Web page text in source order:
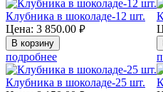
Клубника в шоколаде-12 шт.
Цена: 3 850.00 руб.
подробнее
Клубника в шоколаде-25 шт.